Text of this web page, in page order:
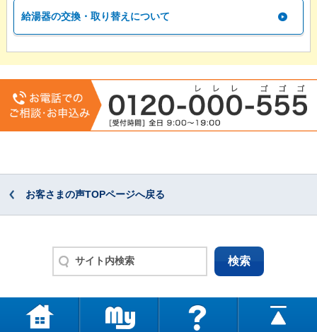
給湯器の交換・取り替えについて
お客さまの声TOPページへ戻る